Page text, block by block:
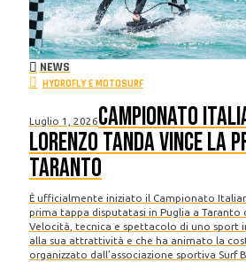
NEWS
HYDROFLY E MOTOSURF
Luglio 1, 2026Campionato
Lorenzo Tanda vince la
Taranto
È ufficialmente iniziato il Campionato
prima tappa disputatasi in Puglia a Taranto
Velocità, tecnica e spettacolo di uno sport
alla sua attrattività e che ha animato la
organizzato dall’associazione sportiva Surf